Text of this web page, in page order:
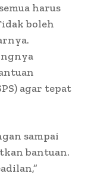
harus
boleh
agar tepat
sampai
bantuan.